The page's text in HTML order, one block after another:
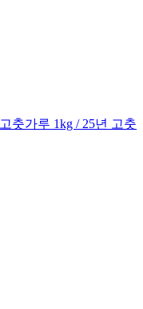
춧가루 1kg / 25년 고춧